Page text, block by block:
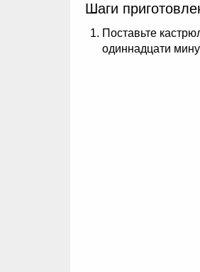
Шаги
Поставьте
одиннадцати